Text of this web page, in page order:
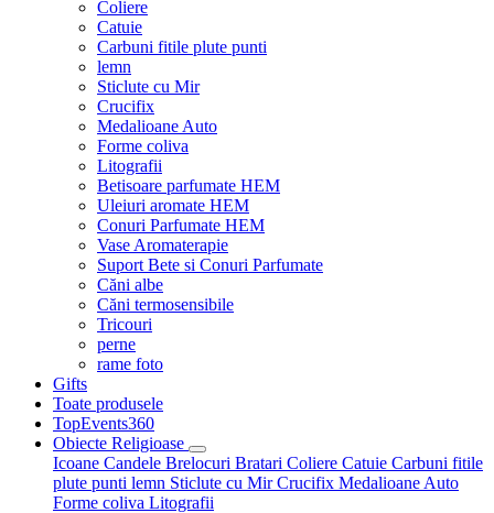
Coliere
Catuie
Carbuni fitile plute punti
lemn
Sticlute cu Mir
Crucifix
Medalioane Auto
Forme coliva
Litografii
Betisoare parfumate HEM
Uleiuri aromate HEM
Conuri Parfumate HEM
Vase Aromaterapie
Suport Bete si Conuri Parfumate
Căni albe
Căni termosensibile
Tricouri
perne
rame foto
Gifts
Toate produsele
TopEvents360
Obiecte Religioase
Icoane Candele Brelocuri Bratari Coliere Catuie Carbuni fitile
plute punti lemn Sticlute cu MirCrucifix Medalioane Auto
Forme coliva Litografii